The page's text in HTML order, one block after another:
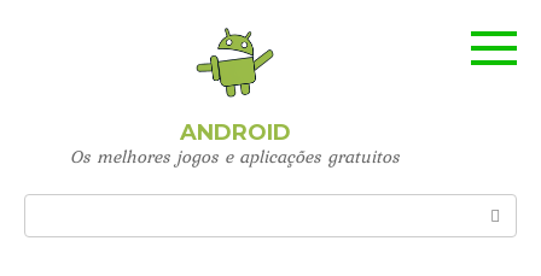
ANDROID
Os melhores jogos e aplicações gratuitos
Search: